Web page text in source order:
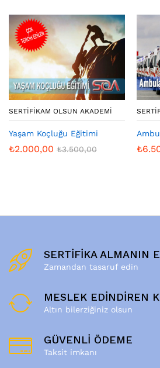
SERTIFIKAM OLSUN AKADEMI
Yaşam Koçluğu Eğitimi
₺2.000,00 ₺3.500,00 ₺
SERTİFİKA ALMANIN
Zamandan tasaruf edin
MESLEK EDİNDİREN
Altın bilerziğiniz olsun
GÜVENLİ ÖDEME
Taksit imkanı